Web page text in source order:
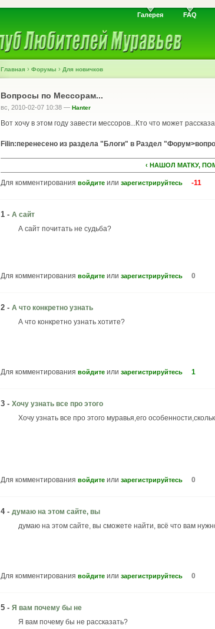
Галерея FAQ
Главная › Форумы › Для новичков
Вопросы по Мессорам...
вс, 2010-02-07 10:38 — Hanter
Вот хочу в этом году завести мессоров...Кто что может
Filin:перенесено из раздела "Блоги" в Раздел
‹ НАШОЛ МАТКУ,
Для комментирования войдите или зарегистрируйтесь -11
1 - А сайт
А сайт почитать не судьба?
Для комментирования войдите или зарегистрируйтесь 0
2 - А что конкретно узнать
А что конкретно узнать хотите?
Для комментирования войдите или зарегистрируйтесь 1
3 - Хочу узнать все про этого
Хочу узнать все про этого муравья,его
Для комментирования войдите или зарегистрируйтесь 0
4 - думаю на этом сайте, вы
думаю на этом сайте, вы сможете найти, всё что вам
Для комментирования войдите или зарегистрируйтесь 0
5 - Я вам почему бы не
Я вам почему бы не рассказать?